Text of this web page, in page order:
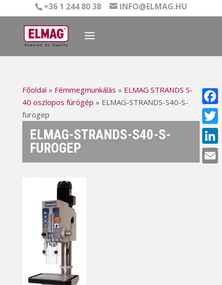
+36 1 244 80 38 INFO@ELMAG.HU
Főoldal » Fémmegmunkálás » ELMAG STRANDS S-
40 oszlopos fúrógép » ELMAG-STRANDS-S40-S-
furogep
ELMAG-STRANDS-S40-S-
FUROGEP